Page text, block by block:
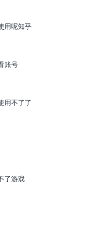
用呢知乎
账号
用不了了
了游戏